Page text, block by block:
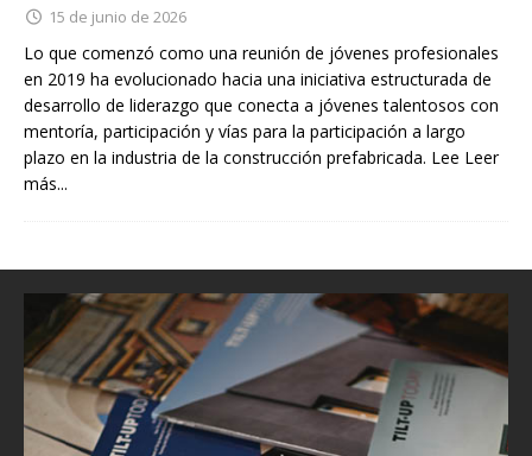
15 de junio de 2026
Lo que comenzó como una reunión de jóvenes profesionales
en 2019 ha evolucionado hacia una iniciativa estructurada de
desarrollo de liderazgo que conecta a jóvenes talentosos con
mentoría, participación y vías para la participación a largo
plazo en la industria de la construcción prefabricada. Lee Leer
más...